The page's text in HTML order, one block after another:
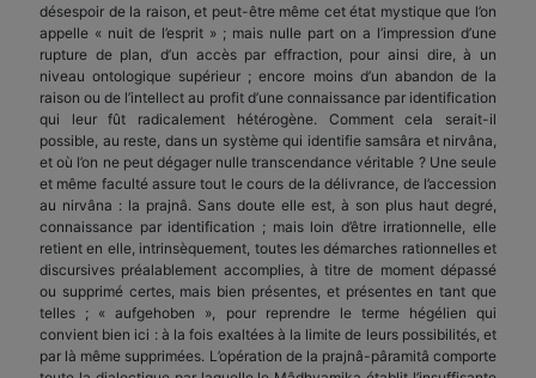
désespoir de la raison, et peut-être même cet état mystique que l’on
appelle « nuit de l’esprit » ; mais nulle part on a l’impression d’une
rupture de plan, d’un accès par effraction, pour ainsi dire, à un
niveau ontologique supérieur ; encore moins d’un abandon de la
raison ou de l’intellect au profit d’une connaissance par identification
qui leur fût radicalement hétérogène. Comment cela serait-il
possible, au reste, dans un système qui identifie samsâra et nirvâna,
et où l’on ne peut dégager nulle transcendance véritable ? Une seule
et même faculté assure tout le cours de la délivrance, de l’accession
au nirvâna : la prajnâ. Sans doute elle est, à son plus haut degré,
connais­sance par identification ; mais loin d’être irrationnelle, elle
retient en elle, intrinsèquement, toutes les démarches rationnelles et
discursives préalablement accomplies, à titre de moment dépassé
ou supprimé certes, mais bien présentes, et présentes en tant que
telles ; « auf­gehoben », pour reprendre le terme hégélien qui
convient bien ici : à la fois exaltées à la limite de leurs possibilités, et
par là même supprimées. L’opération de la prajnâ-pâramitâ comporte